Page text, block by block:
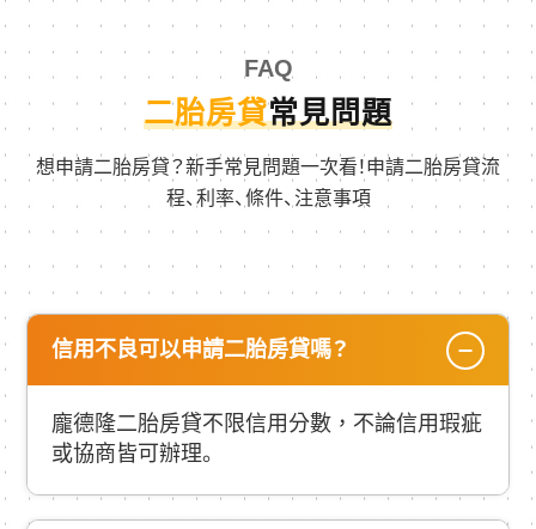
FAQ
二胎房貸常見問題
想申請二胎房貸？新手常見問題一次看！申請二胎房貸流
程、利率、條件、注意事項
信用不良可以申請二胎房貸嗎？
龐德隆二胎房貸不限信用分數，不論信用瑕疵
或協商皆可辦理。